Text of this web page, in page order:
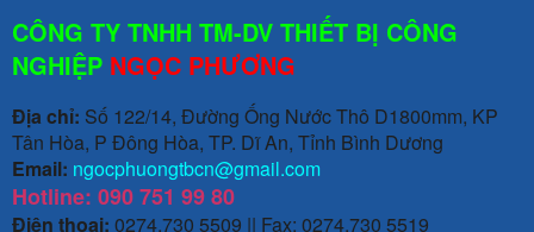
CÔNG TY TNHH TM-DV THIẾT BỊ CÔNG
NGHIỆP NGỌC PHƯƠNG
Địa chỉ: Số 122/14, Đường Ống Nước Thô D1800mm, KP
Tân Hòa, P Đông Hòa, TP. Dĩ An, Tỉnh Bình Dương
Email: ngocphuongtbcn@gmail.com
Hotline: 090 751 99 80
Điện thoại: 0274.730 5509 || Fax: 0274.730 5519